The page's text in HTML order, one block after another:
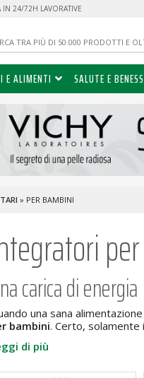
IN 24/72H LAVORATIVE
E ALIMENTI SALUTE E
» PER BAMBINI
carica di energia
una sana
bambini. Certo,
di più